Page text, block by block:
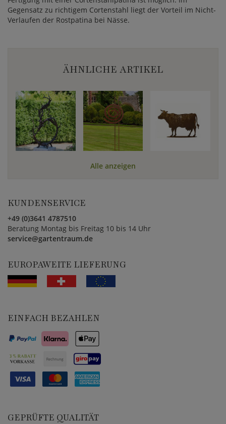
Gegensatz zu richtigem Cortenstahl liegt der Vorteil im Nicht-
Verlaufen der Rostpatina bei Nässe.
ÄHNLICHE ARTIKEL
Alle anzeigen
KUNDENSERVICE
+49 (0)3641 4787510
Beratung Montag bis Freitag 10 bis 14 Uhr
service@gartentraum.de
EUROPAWEITE LIEFERUNG
EINFACH BEZAHLEN
GEPRÜFTE QUALITÄT